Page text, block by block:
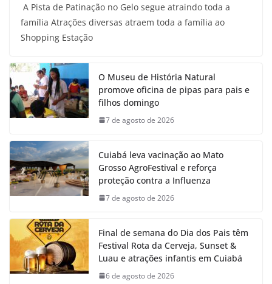
A Pista de Patinação no Gelo segue atraindo toda a
família Atrações diversas atraem toda a família ao
Shopping Estação
O Museu de História Natural
promove oficina de pipas para pais e
filhos domingo
7 de agosto de 2026
Cuiabá leva vacinação ao Mato
Grosso AgroFestival e reforça
proteção contra a Influenza
7 de agosto de 2026
Final de semana do Dia dos Pais têm
Festival Rota da Cerveja, Sunset &
Luau e atrações infantis em Cuiabá
6 de agosto de 2026